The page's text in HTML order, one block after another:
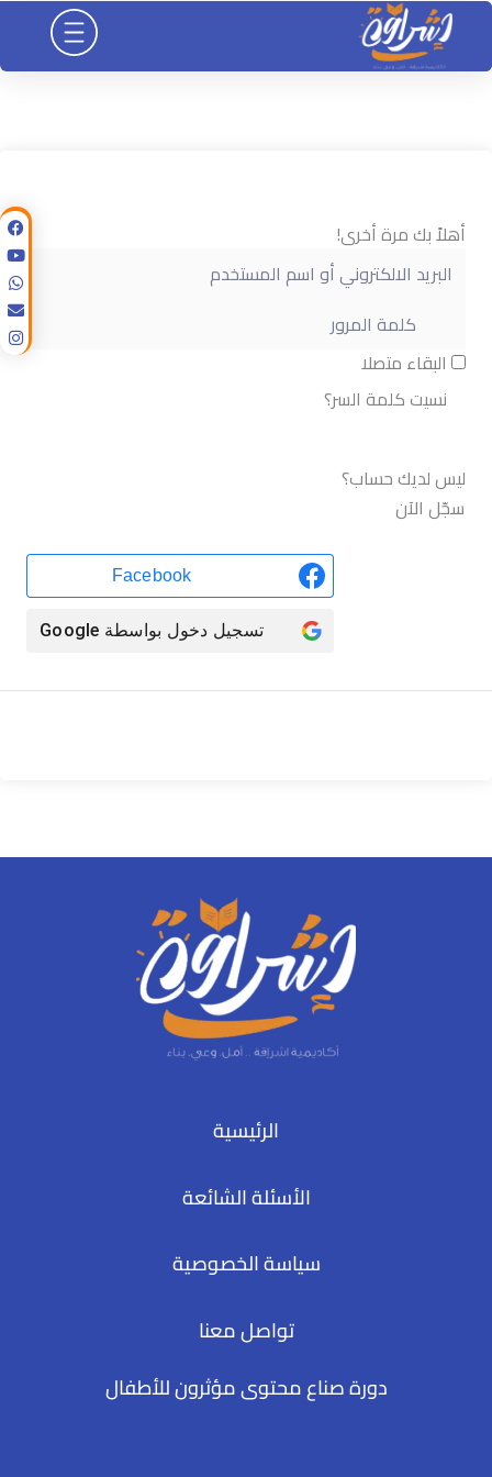
تخطي
المحتوى
أهلاً بك مرة أخرى!
البقاء متصلا
نسيت كلمة السر؟
ليس لديك حساب؟
سجّل الآن
Facebook
تسجيل دخول بواسطة Google
الرئيسية
الأسئلة الشائعة
سياسة الخصوصية
تواصل معنا
دورة صناع محتوى مؤثرون للأطفال